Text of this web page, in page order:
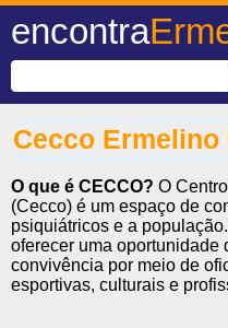
encontra
Cecco Ermelino
O que é CECCO? O
(Cecco) é um espaço de
psiquiátricos e a
oferecer uma oportunidade
convivência por meio de
esportivas, culturais e